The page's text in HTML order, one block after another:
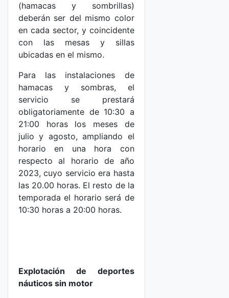
(hamacas y sombrillas)
deberán ser del mismo color
en cada sector, y coincidente
con las mesas y sillas
ubicadas en el mismo.
Para las instalaciones de
hamacas y sombras, el
servicio se prestará
obligatoriamente de 10:30 a
21:00 horas los meses de
julio y agosto, ampliando el
horario en una hora con
respecto al horario de año
2023, cuyo servicio era hasta
las 20.00 horas. El resto de la
temporada el horario será de
10:30 horas a 20:00 horas.
Explotación de deportes
náuticos sin motor